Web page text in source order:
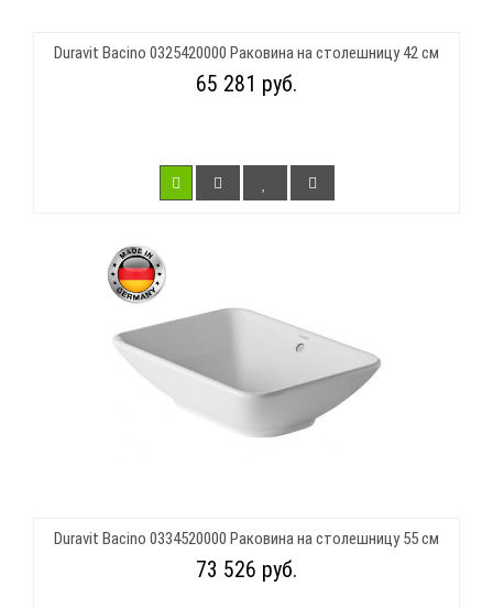
Duravit Bacino 0325420000 Раковина на столешницу 42 см
65 281 руб.
Duravit Bacino 0334520000 Раковина на столешницу 55 см
73 526 руб.